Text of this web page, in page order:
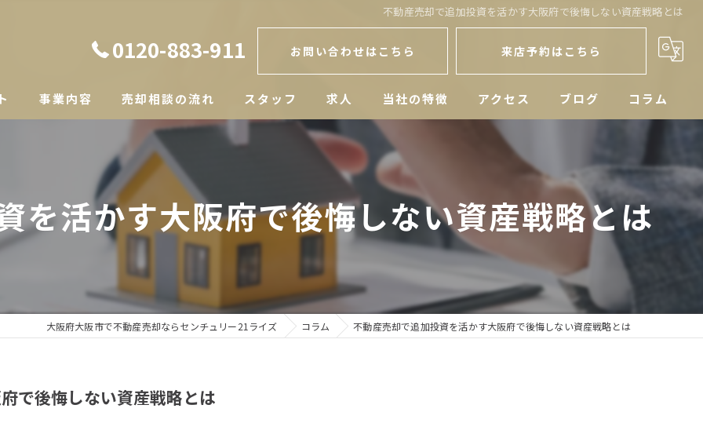
不動産売却で追加投資を活かす大阪府で後悔しない資産戦略とは
0120-883-911 お問い合わせはこちら 来店予約はこちら
事業内容 売却相談の流れ スタッフ 求人 当社の特徴
戸建
空き家
マンション
相続
アクセス ブログ コラム
を活かす大阪府で後悔しない資産戦略とは
大阪府大阪市で不動産売却ならセンチュリー21ライズ コラム 不動産売却で追加投資を活かす大阪府で後悔しない資産戦略とは
で後悔しない資産戦略とは